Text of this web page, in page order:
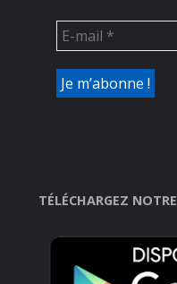
TÉLÉCHARGEZ NOTRE